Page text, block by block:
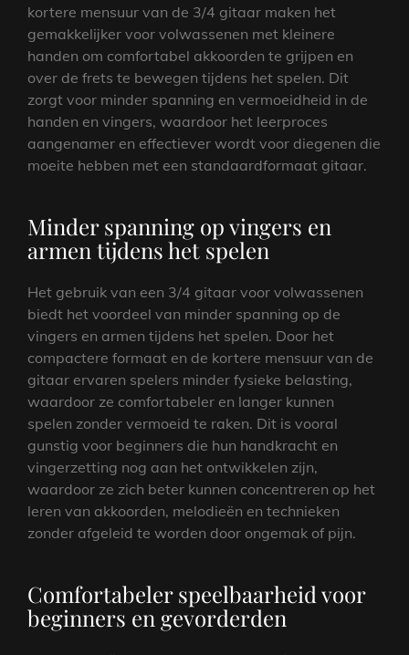
kortere mensuur van de 3/4 gitaar maken het
gemakkelijker voor volwassenen met kleinere
handen om comfortabel akkoorden te grijpen en
over de frets te bewegen tijdens het spelen. Dit
zorgt voor minder spanning en vermoeidheid in de
handen en vingers, waardoor het leerproces
aangenamer en effectiever wordt voor diegenen die
moeite hebben met een standaardformaat gitaar.
Minder spanning op vingers en
armen tijdens het spelen
Het gebruik van een 3/4 gitaar voor volwassenen
biedt het voordeel van minder spanning op de
vingers en armen tijdens het spelen. Door het
compactere formaat en de kortere mensuur van de
gitaar ervaren spelers minder fysieke belasting,
waardoor ze comfortabeler en langer kunnen
spelen zonder vermoeid te raken. Dit is vooral
gunstig voor beginners die hun handkracht en
vingerzetting nog aan het ontwikkelen zijn,
waardoor ze zich beter kunnen concentreren op het
leren van akkoorden, melodieën en technieken
zonder afgeleid te worden door ongemak of pijn.
Comfortabeler speelbaarheid voor
beginners en gevorderden